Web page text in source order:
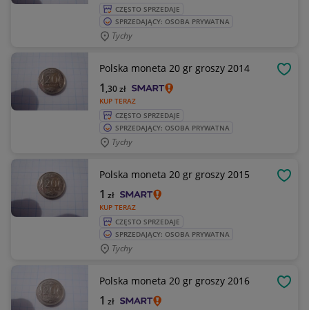
CZĘSTO SPRZEDAJE
SPRZEDAJĄCY: OSOBA PRYWATNA
Tychy
Polska moneta 20 gr groszy 2014
KUP TERAZ
1 ,30zł
CZĘSTO SPRZEDAJE
SPRZEDAJĄCY: OSOBA PRYWATNA
Tychy
Polska moneta 20 gr groszy 2015
KUP TERAZ
1 zł
CZĘSTO SPRZEDAJE
SPRZEDAJĄCY: OSOBA PRYWATNA
Tychy
Polska moneta 20 gr groszy 2016
1 zł